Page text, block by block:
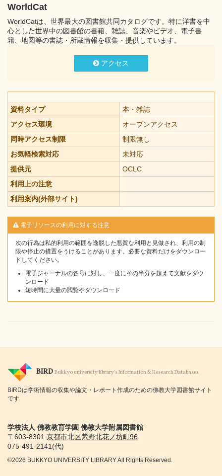
WorldCat
WorldCatは、世界最大の図書館共同カタログです。特に洋書を中
心とした世界中の図書館の書籍、雑誌、音楽やビデオ、電子書
籍、地図等の書誌・所蔵情報を収集・提供しています。
アクセス
資料タイプ
本・雑誌
アクセス環境
オープンアクセス
同時アクセス制限
制限無し
お気軽検索対応
未対応
提供元
OCLC
利用上の注意
利用案内(外部サイト)
電子リソースの利用に対する注意
次の行為は私的利用の範囲を逸脱した悪質な利用と見做され、利用の制
限や停止の措置をうけることがあります。必要な資料だけをダウンロー
ドしてください。
電子ジャーナルの各号に対し、一度にその半分を超えて文献をダウ
ンロード
短時間に大量の閲覧やダウンロード
BIRD Bukkyo university library's Information & Research Databases
BIRDは学術情報の収集や論文・レポート作成のための佛教大学図書館サイト
です
学校法人 佛教教育学園 佛教大学附属図書館
〒603-8301 京都市北区紫野北花ノ坊町96
075-491-2141(代)
©2026 BUKKYO UNIVERSITY LIBRARY All Rights Reserved.